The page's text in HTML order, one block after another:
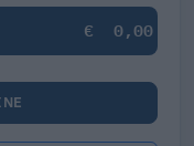
€ 0,00